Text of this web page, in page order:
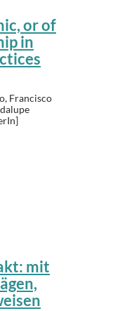
or of
in
Francisco
mit